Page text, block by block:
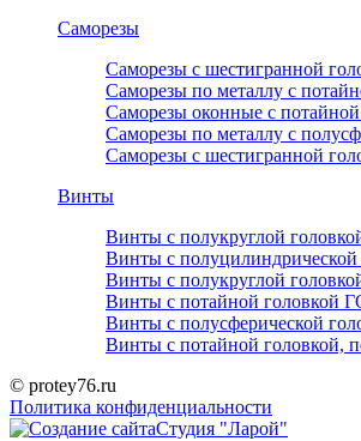
Саморезы
Саморезы с шестигранной
Саморезы по металлу с
Саморезы оконные с потайной
Саморезы по металлу с
Саморезы с шестигранной
Винты
Винты с полукруглой
Винты с
Винты с полукруглой
Винты с потайной головкой
Винты с полусферической
Винты с потайной головкой,
© protey76.ru
Политика конфиденциальности
Студия "Ларой"